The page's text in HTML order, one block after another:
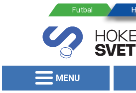
MENU